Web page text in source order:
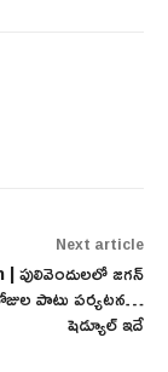
Next article
పులివెందులలో జగన్
పాటు పర్యటన…
షెడ్యూల్ ఇదే